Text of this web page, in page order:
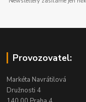
Provozovatel:
Markéta Navrátilová
Družnosti 4